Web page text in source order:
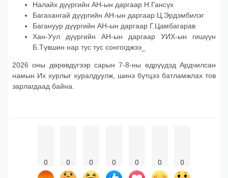
Налайх дүүргийн АН-ын даргаар Н.Гансүх
Багахангай дүүргийн АН-ын даргаар Ц.Эрдэмбилэг
Багануур дүүргийн АН-ын даргаар Г.Цамбагарав
Хан-Уул дүүргийн АН-ын даргаар УИХ-ын гишүүн
Б.Түвшин нар тус тус сонгогджээ_
2026 оны дөрөвдүгээр сарын 7-8-ны өдрүүдэд Ардчилсан
намын Их хурлыг хуралдуулж, шинэ бүтцээ батламжлах тов
зарлагдаад байна.
0 0 0 0 0 0 0